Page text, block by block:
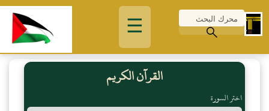
☰
القرآن الكريم
اختر السورة